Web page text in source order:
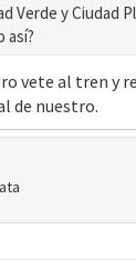
Verde y Ciudad
así?
vete al tren y
de nuestro.